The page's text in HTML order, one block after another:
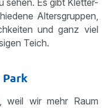
sehen. Es gibt Kletter-
Altersgruppen,
und ganz viel
Teich.
Park
weil wir mehr Raum